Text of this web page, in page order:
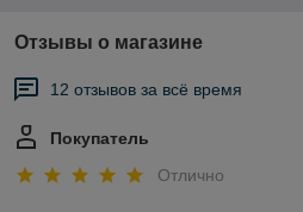
Отзывы о магазине
12 отзывов за всё время
Покупатель
Отлично